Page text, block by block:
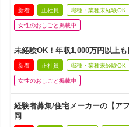
新着 正社員 職種・業種未経験OK
女性のおしごと掲載中
未経験OK！年収1,000万円以上
新着 正社員 職種・業種未経験OK
女性のおしごと掲載中
経験者募集/住宅メーカーの【ア
岡